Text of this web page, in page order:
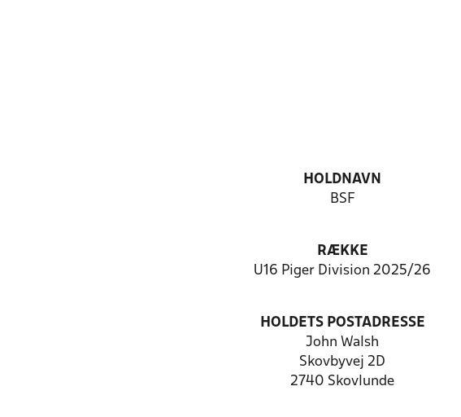
HOLDNAVN
BSF
RÆKKE
U16 Piger Division 2025/26
HOLDETS POSTADRESSE
John Walsh
Skovbyvej 2D
2740 Skovlunde